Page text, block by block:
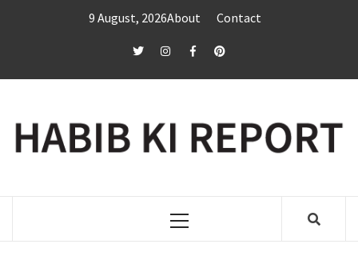
9 August, 2026About Contact
twitterInstagramFacebookPinterest
Primary